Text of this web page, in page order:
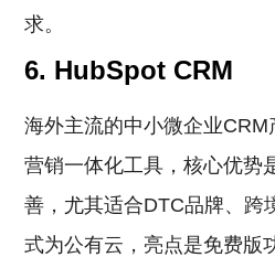
求。
6. HubSpot CRM
海外主流的中小微企业
营销一体化工具，核心优势
善，尤其适合DTC品牌、跨
式为公有云，亮点是免费版